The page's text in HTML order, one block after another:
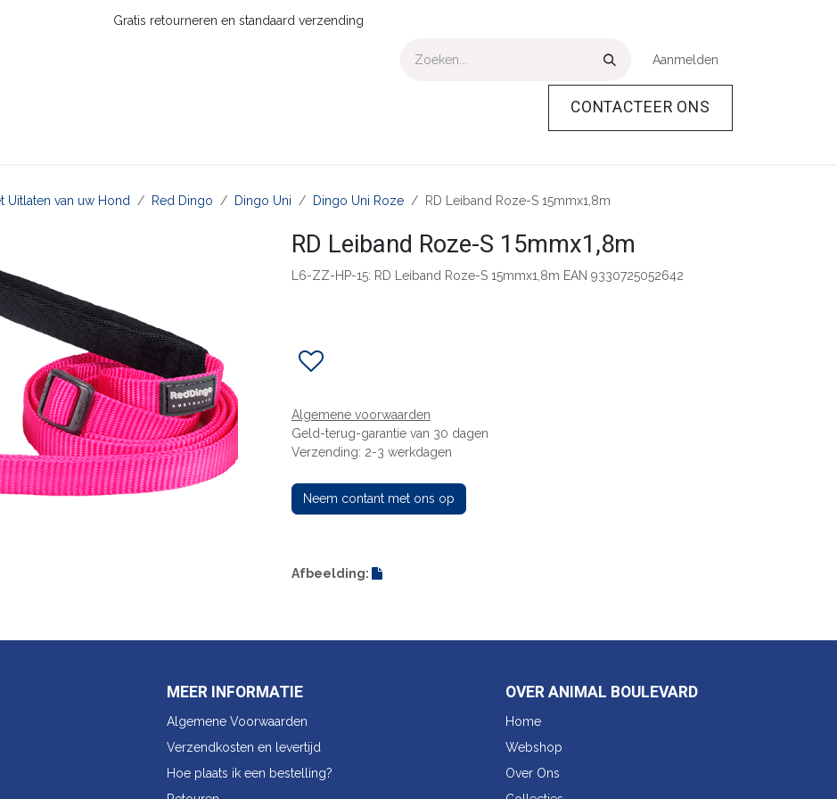
Gratis retourneren en standaard verzending
Aanmelden
CONTACTEER ONS
Uitlaten van uw Hond Red Dingo Dingo Uni Dingo Uni Roze RD Leiband Roze-S 15mmx1,8m
RD Leiband Roze-S 15mmx1,8m
L6-ZZ-HP-15: RD Leiband Roze-S 15mmx1,8m EAN 9330725052642
Algemene voorwaarden
Geld-terug-garantie van 30 dagen
Verzending: 2-3 werkdagen
Neem contant met ons op
Afbeelding:
MEER INFORMATIE
Algemene Voorwaarden
Verzendkosten en levertijd
Hoe plaats ik een bestelling?
OVER ANIMAL BOULEVARD
Home
Webshop
Over Ons